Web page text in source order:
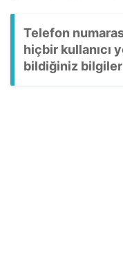
Telefon
hiçbir kullanıcı
bildiğiniz bilgileri